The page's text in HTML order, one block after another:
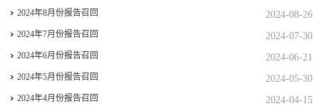
2024-08-26
2024年8月份报告召回
2024-07-30
2024年7月份报告召回
2024-06-21
2024年6月份报告召回
2024-05-30
2024年5月份报告召回
2024-04-15
2024年4月份报告召回